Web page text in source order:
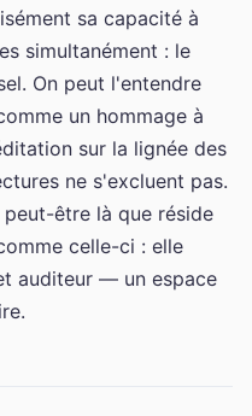
sa capacité à
simultanément : le
On peut l'entendre
un hommage à
sur la lignée des
ne s'excluent pas.
être là que réside
celle-ci : elle
auditeur — un espace